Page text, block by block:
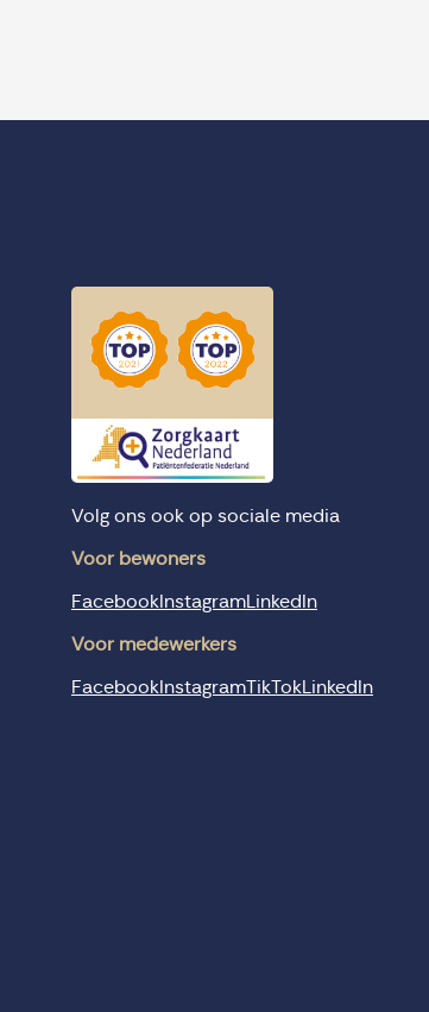
Volg ons ook op sociale media
Voor bewoners
Facebook Instagram LinkedIn
Voor medewerkers
Facebook InstagramTikTok LinkedIn